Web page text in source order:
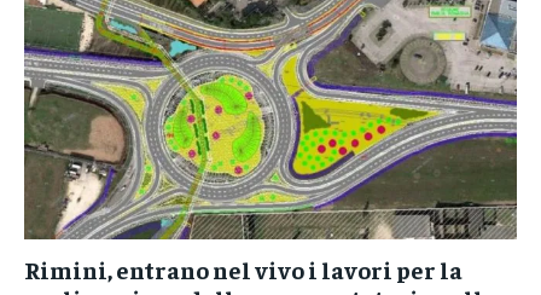
Rimini, entrano nel vivo i lavori per la